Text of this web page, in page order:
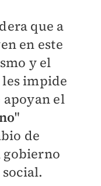
que a
en este
y el
impide
apoyan el
"
de
gobierno